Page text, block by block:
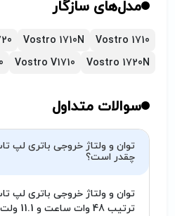
تعویض باتری نوت بوک خود
توانایی شارژ شدن
متخصص مربوطه مراجعه
مدل‌های سازگار
Vostro 1710
Vostro 1710N
Vostro 1720N
Vostro V1710
سوالات متداول
چقدر است؟
ترتیب 48 وات ساعت و 11.1 ولت است.